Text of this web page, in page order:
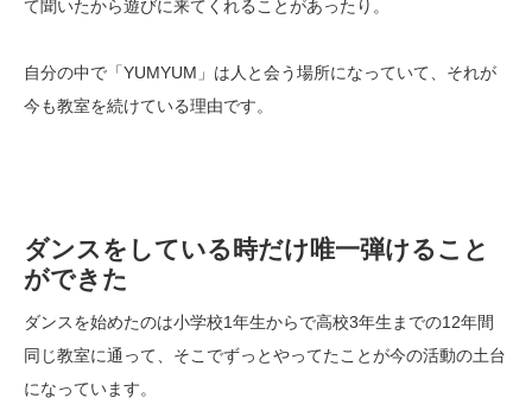
て聞いたから遊びに来てくれることがあったり。
自分の中で「YUMYUM」は人と会う場所になっていて、それが
今も教室を続けている理由です。
ダンスをしている時だけ唯一弾けること
ができた
ダンスを始めたのは小学校1年生からで高校3年生までの12年間
同じ教室に通って、そこでずっとやってたことが今の活動の土台
になっています。